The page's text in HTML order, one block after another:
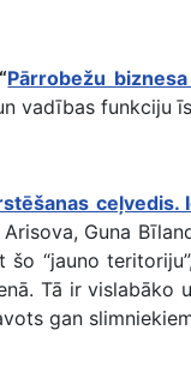
“Pārrobežu
vadības funkciju
ceļvedis.
Guna
“jauno
Tā ir
gan